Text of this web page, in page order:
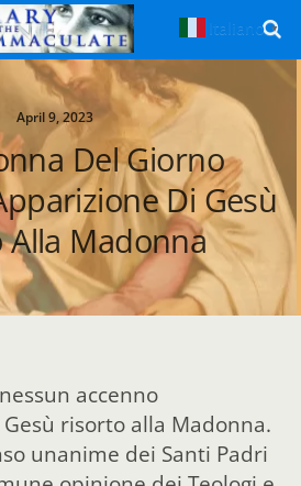
April 9, 2023
Del Giorno
Di Gesù
Alla Madonna
accenno
risorto alla Madonna.
unanime dei Santi Padri
Italiano ▼